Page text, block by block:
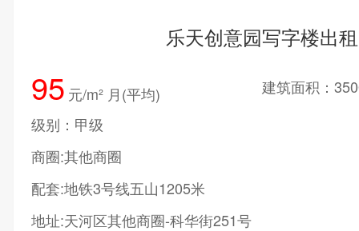
乐天创意园写字楼出租
95 元/m² 月(平均)
建筑面积：
级别：甲级
商圈:其他商圈
配套:地铁3号线五山1205米
地址:天河区其他商圈-科华街251号